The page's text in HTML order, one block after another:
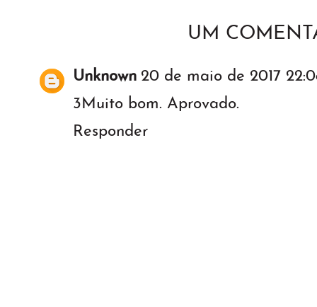
UM
Unknown 20 de maio de 2017
3Muito bom. Aprovado.
Responder